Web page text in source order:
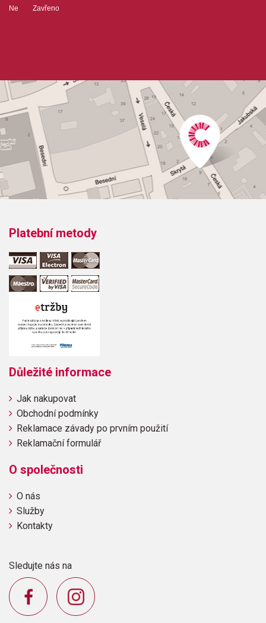
Ne Zavřeno
Platební metody
Důležité informace
Jak nakupovat
Obchodní podmínky
Reklamace závady po prvním použití
Reklamační formulář
O společnosti
O nás
Služby
Kontakty
Sledujte nás na